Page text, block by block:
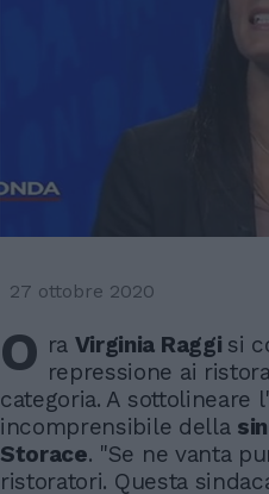
27 ottobre 2020
O ra Virginia Raggi si
repressione ai
categoria. A sottolineare
incomprensibile della
Storace. "Se ne vanta
ristoratori. Questa